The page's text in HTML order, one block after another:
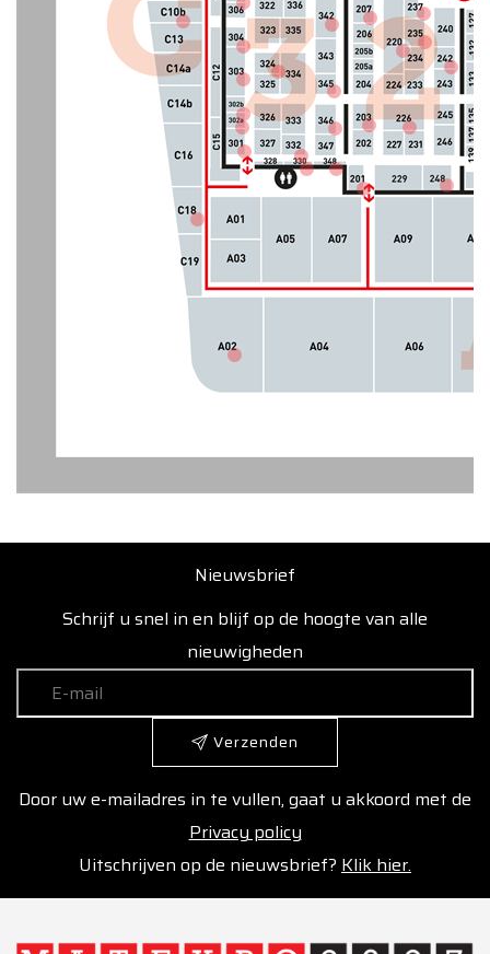
Nieuwsbrief
Schrijf u snel in en blijf op de hoogte van alle
nieuwigheden
Verzenden
Door uw e-mailadres in te vullen, gaat u akkoord met de
Privacy policy
Uitschrijven op de nieuwsbrief? Klik hier.